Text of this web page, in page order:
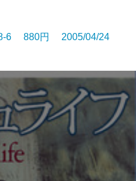
6 880円 2005/04/24